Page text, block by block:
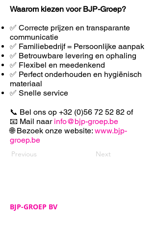
Waarom kiezen voor BJP-Groep?
✅ Correcte prijzen en transparante
communicatie
✅ Familiebedrijf = Persoonlijke aanpak
✅ Betrouwbare levering en ophaling
✅ Flexibel en meedenkend
✅ Perfect onderhouden en hygiënisch
materiaal
✅ Snelle service
📞 Bel ons op +32 (0)56 72 52 82 of
📧 Mail naar info@bjp-groep.be
🌐 Bezoek onze website: www.bjp-
groep.be
Previous Next
BJP-GROEP BV